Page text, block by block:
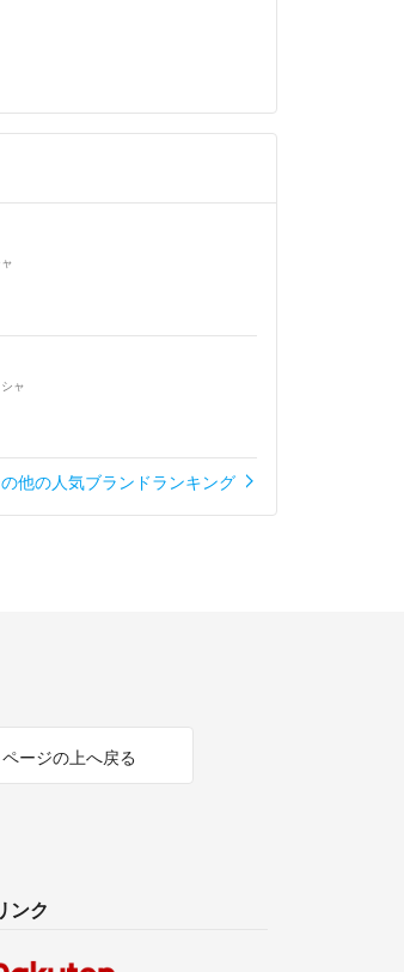
ャ
他の人気ブランドランキング
ページの上へ戻る
ンク